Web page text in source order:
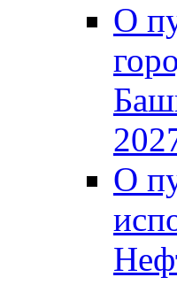
О
О